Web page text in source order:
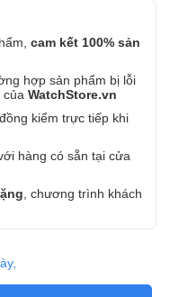
cam kết 100% sản
hợp sản phẩm bị lỗi
của WatchStore.vn
kiểm trực tiếp khi
hàng có sẵn tại cửa
, chương trình khách